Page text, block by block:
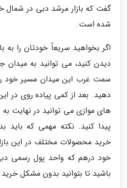
گفت که بازار مرشد دبی در شمال
شده است.
اگر بخواهید سریعاً خودتان را به
دیدن کنید، می توانید به میدان
سمت غرب این میدان مسیر خود
دهید. بعد از کمی پیاده روی در
های موازی می توانید در نهایت
پیدا کنید. نکته مهمی که باید
خرید محصولات مختلف در این
خود درهم که واحد پول رسمی
باشید تا بتوانید بدون مشکل